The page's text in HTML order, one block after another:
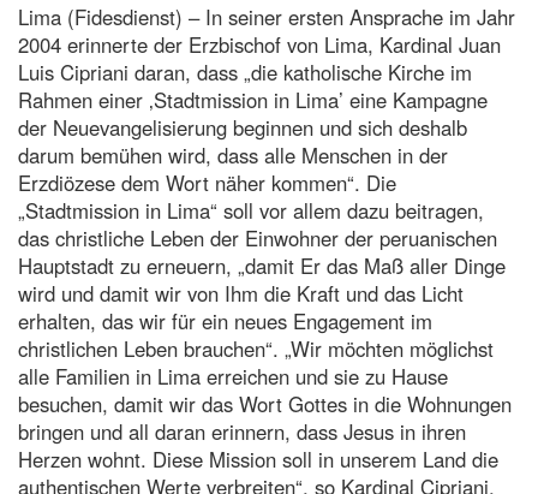
Lima (Fidesdienst) – In seiner ersten Ansprache im Jahr
2004 erinnerte der Erzbischof von Lima, Kardinal Juan
Luis Cipriani daran, dass „die katholische Kirche im
Rahmen einer ‚Stadtmission in Lima’ eine Kampagne
der Neuevangelisierung beginnen und sich deshalb
darum bemühen wird, dass alle Menschen in der
Erzdiözese dem Wort näher kommen“. Die
„Stadtmission in Lima“ soll vor allem dazu beitragen,
das christliche Leben der Einwohner der peruanischen
Hauptstadt zu erneuern, „damit Er das Maß aller Dinge
wird und damit wir von Ihm die Kraft und das Licht
erhalten, das wir für ein neues Engagement im
christlichen Leben brauchen“. „Wir möchten möglichst
alle Familien in Lima erreichen und sie zu Hause
besuchen, damit wir das Wort Gottes in die Wohnungen
bringen und all daran erinnern, dass Jesus in ihren
Herzen wohnt. Diese Mission soll in unserem Land die
authentischen Werte verbreiten“, so Kardinal Cipriani.